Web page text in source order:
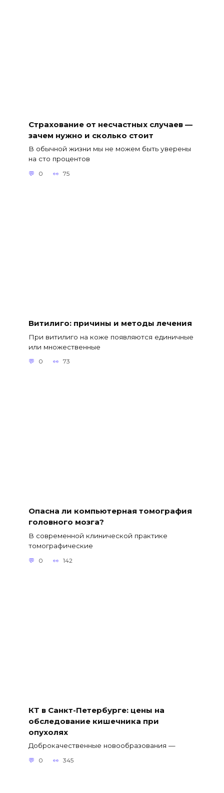
Страхование от несчастных случаев —
зачем нужно и сколько стоит
В обычной жизни мы не можем быть уверены
на сто процентов
0 75
Витилиго: причины и методы лечения
При витилиго на коже появляются единичные
или множественные
0 73
Опасна ли компьютерная томография
головного мозга?
В современной клинической практике
томографические
0 142
КТ в Санкт-Петербурге: цены на
обследование кишечника при
опухолях
Доброкачественные новообразования —
0 345